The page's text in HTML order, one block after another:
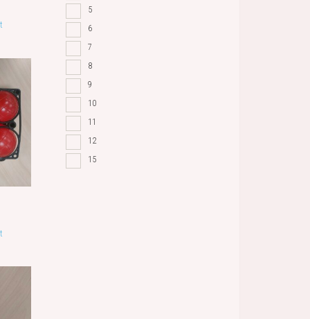
5
6
7
8
9
10
11
12
15